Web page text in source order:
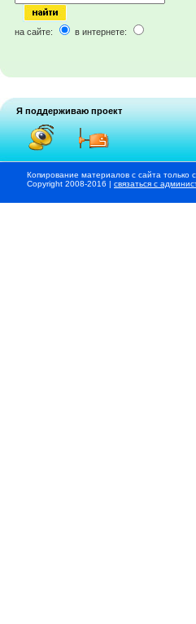
на сайте: в интернете:
Я поддерживаю проект
Копирование материалов с сайта
Copyright 2008-2016 | связаться с